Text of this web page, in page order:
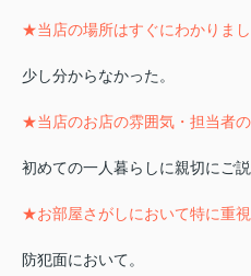
★当店の場所はすぐにわかりまし
少し分からなかった。
★当店のお店の雰囲気・担当者
初めての一人暮らしに親切にご
★お部屋さがしにおいて特に重
防犯面において。